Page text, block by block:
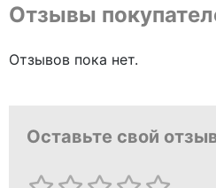
Отзывы
Отзывов пока нет.
Оставьте свой